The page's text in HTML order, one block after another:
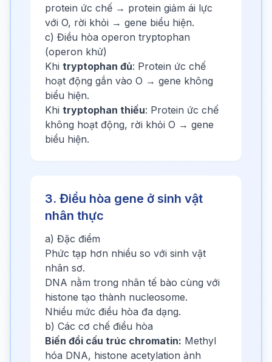
protein ức chế → protein giảm ái lực
với O, rời khỏi → gene biểu hiện.
c) Điều hòa operon tryptophan
(operon khử)
Khi tryptophan đủ: Protein ức chế
hoạt động gắn vào O → gene không
biểu hiện.
Khi tryptophan thiếu: Protein ức chế
không hoạt động, rời khỏi O → gene
biểu hiện.
3. Điều hòa gene ở sinh vật
nhân thực
a) Đặc điểm
Phức tạp hơn nhiều so với sinh vật
nhân sơ.
DNA nằm trong nhân tế bào cùng với
histone tạo thành nucleosome.
Nhiều mức điều hòa đa dạng.
b) Các cơ chế điều hòa
Biến đổi cấu trúc chromatin: Methyl
hóa DNA, histone acetylation ảnh